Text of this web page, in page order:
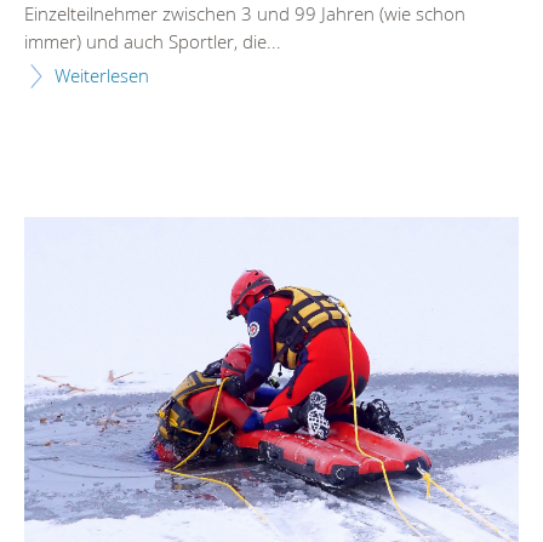
Einzelteilnehmer zwischen 3 und 99 Jahren (wie schon
immer) und auch Sportler, die...
Weiterlesen